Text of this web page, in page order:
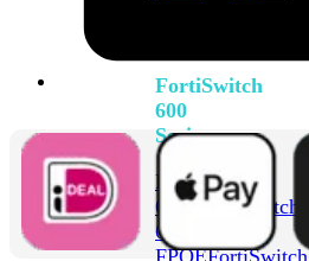
FortiSwitch
600
Series
FortiSwitch
624F FortiSwitch
624F-
FPOEFortiSwitch